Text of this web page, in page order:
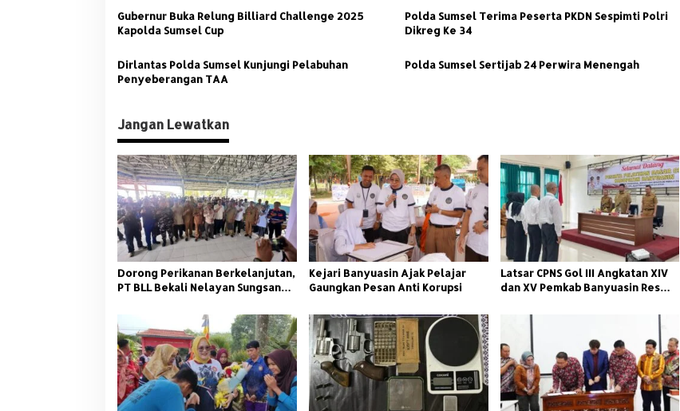
o
s
Gubernur Buka Relung Billiard Challenge 2025
Kapolda Sumsel Cup
Polda Sumsel Terima Peserta PKDN Sespimti Polri
Dikreg Ke 34
Dirlantas Polda Sumsel Kunjungi Pelabuhan
Penyeberangan TAA
Polda Sumsel Sertijab 24 Perwira Menengah
Jangan Lewatkan
Dorong Perikanan Berkelanjutan,
PT BLL Bekali Nelayan Sungsang
Kejari Banyuasin Ajak Pelajar
Gaungkan Pesan Anti Korupsi
Latsar CPNS Gol III Angkatan XIV
dan XV Pemkab Banyuasin Resmi